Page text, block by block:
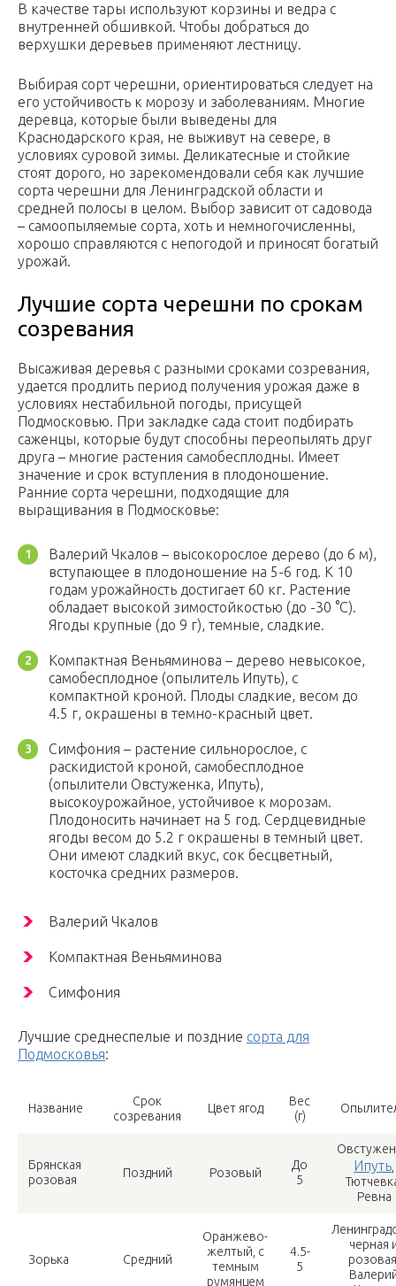
В качестве тары используют корзины и ведра с
внутренней обшивкой. Чтобы добраться до
верхушки деревьев применяют лестницу.
Выбирая сорт черешни, ориентироваться следует на
его устойчивость к морозу и заболеваниям. Многие
деревца, которые были выведены для
Краснодарского края, не выживут на севере, в
условиях суровой зимы. Деликатесные и стойкие
стоят дорого, но зарекомендовали себя как лучшие
сорта черешни для Ленинградской области и
средней полосы в целом. Выбор зависит от садовода
– самоопыляемые сорта, хоть и немногочисленны,
хорошо справляются с непогодой и приносят богатый
урожай.
Лучшие сорта черешни по срокам
созревания
Высаживая деревья с разными сроками созревания,
удается продлить период получения урожая даже в
условиях нестабильной погоды, присущей
Подмосковью. При закладке сада стоит подбирать
саженцы, которые будут способны переопылять друг
друга – многие растения самобесплодны. Имеет
значение и срок вступления в плодоношение.
Ранние сорта черешни, подходящие для
выращивания в Подмосковье:
Валерий Чкалов – высокорослое дерево (до 6 м),
вступающее в плодоношение на 5-6 год. К 10
годам урожайность достигает 60 кг. Растение
обладает высокой зимостойкостью (до -30 °C).
Ягоды крупные (до 9 г), темные, сладкие.
Компактная Веньяминова – дерево невысокое,
самобесплодное (опылитель Ипуть), с
компактной кроной. Плоды сладкие, весом до
4.5 г, окрашены в темно-красный цвет.
Симфония – растение сильнорослое, с
раскидистой кроной, самобесплодное
(опылители Овстуженка, Ипуть),
высокоурожайное, устойчивое к морозам.
Плодоносить начинает на 5 год. Сердцевидные
ягоды весом до 5.2 г окрашены в темный цвет.
Они имеют сладкий вкус, сок бесцветный,
косточка средних размеров.
Валерий Чкалов
Компактная Веньяминова
Симфония
Лучшие среднеспелые и поздние сорта для
Подмосковья:
Название
Срок
созревания
Цвет ягод
Вес
(г)
Брянская
розовая
Поздний Розовый
До
5
Ипуть
Ревна
Зорька Средний
Оранжево-
желтый, с
темным
румянцем
4.5-
5
черная